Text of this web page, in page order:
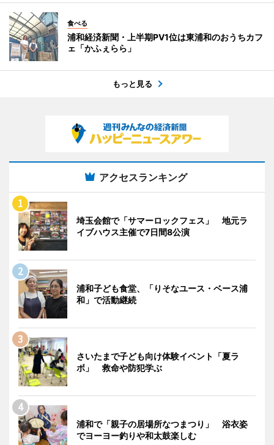
食べる
浦和経済新聞・上半期PV1位は東浦和のおうちカフ
ェ「かふぇらら」
もっと見る
アクセスランキング
埼玉会館で「サマーロックフェス」 地元ラ
イブハウス主催で7日間8公演
浦和子ども食堂、「りそなユース・ベース浦
和」で活動継続
さいたまで子ども向け体験イベント「夏ラ
ボ」 救命や防犯学ぶ
浦和で「親子の居場所なつまつり」 浴衣姿
でヨーヨー釣りや和太鼓楽しむ